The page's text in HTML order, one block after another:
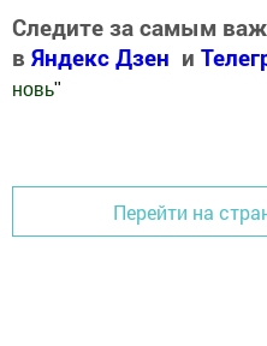
Следите за самым
в Яндекс Дзен и
новь"
Перейти на